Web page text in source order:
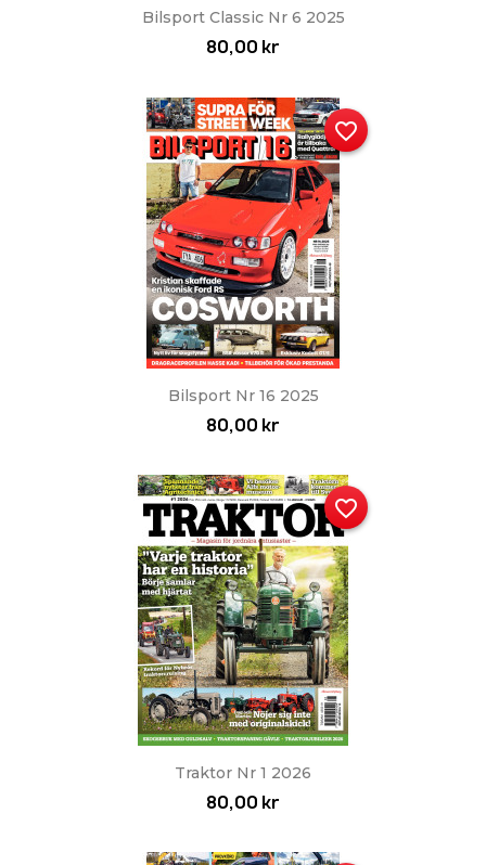
Bilsport Classic Nr 6 2025
80,00 kr
Bilsport Nr 16 2025
80,00 kr
favorite_border
Traktor Nr 1 2026
80,00 kr
favorite_border